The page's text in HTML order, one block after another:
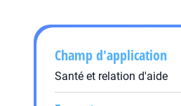
Champ d'application
Santé et relation d'aide